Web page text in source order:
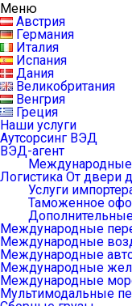
Меню
Австрия
Германия
Италия
Испания
Дания
Великобритания
Венгрия
Греция
Наши услуги
Аутсорсинг ВЭД
ВЭД-агент
Логистика От двери
Услуги
Таможенное
Международные
Международные
Международные
Международные
Международные
Мультимодальные